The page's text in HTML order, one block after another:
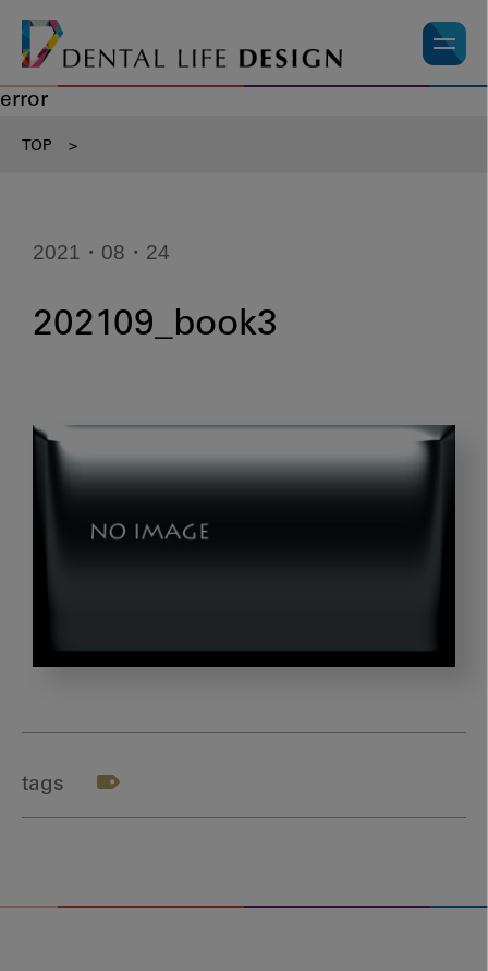
error
TOP >
2021・08・24
202109_book3
tags